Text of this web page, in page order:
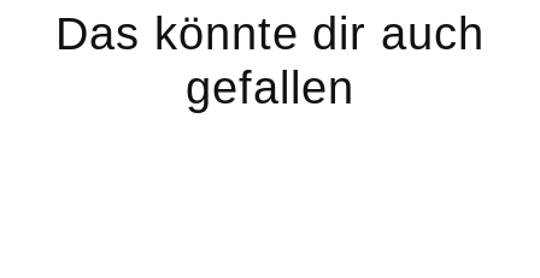
Das könnte dir auch
gefallen